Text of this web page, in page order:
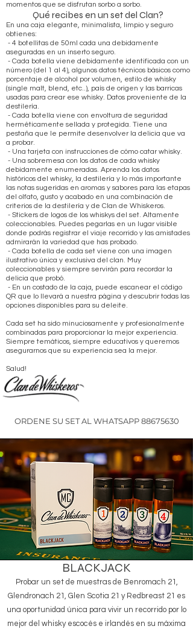
momentos que se disfrutan sorbo a sorbo.
Qué recibes en un set del Clan?
En una caja elegante, minimalista, limpio y seguro
obtienes:
- 4 botellitas de 50ml cada una debidamente
aseguradas en un inserto seguro.
- Cada botella viene debidamente identificada con un
número (del 1 al 4), algunos datos técnicos básicos como
porcentaje de alcohol por volumen, estilo de whisky
(single malt, blend, etc..), país de origen y las barricas
usadas para crear ese whisky. Datos proveniente de la
destilería.
- Cada botella viene con envoltura de seguridad
herméticamente sellada y protegida. Tiene una
pestaña que le permite desenvolver la delicia que va
a probar.
- Una tarjeta con instrucciones de cómo catar whisky.
- Una sobremesa con los datos de cada whisky
debidamente enumeradas. Aprenda los datos
históricos del whisky, la destilería y lo más importante
las notas sugeridas en aromas y sabores para las etapas
del olfato, gusto y acabado en una combinación de
criterios de la destilería y de Clan de Whiskeros.
- Stickers de logos de los whiskys del set. Altamente
coleccionables. Puedes pegarlas en un lugar visible
donde podrás registrar el viaje recorrido y las amistades
admirarán la variedad que has probado.
- Cada botella de cada set viene con una imagen
ilustrativo única y exclusiva del clan. Muy
coleccionables y siempre servirán para recordar la
delicia que probó.
- En un costado de la caja, puede escanear el código
QR que lo llevará a nuestra página y descubrir todas las
opciones disponibles para su deleite.
Cada set ha sido minuciosamente y profesionalmente
combinadas para proporcionar la mejor experiencia.
Siempre temáticos, siempre educativos y queremos
asegurarnos que su experiencia sea la mejor.
Salud!
ORDENE SU SET AL WHATSAPP88675630
BLACKJACK
Probar un set de muestras de Benromach 21,
Glendronach 21, Glen Scotia 21 y Redbreast 21 es
una oportunidad única para vivir un recorrido por lo
mejor del whisky escocés e irlandés en su máxima